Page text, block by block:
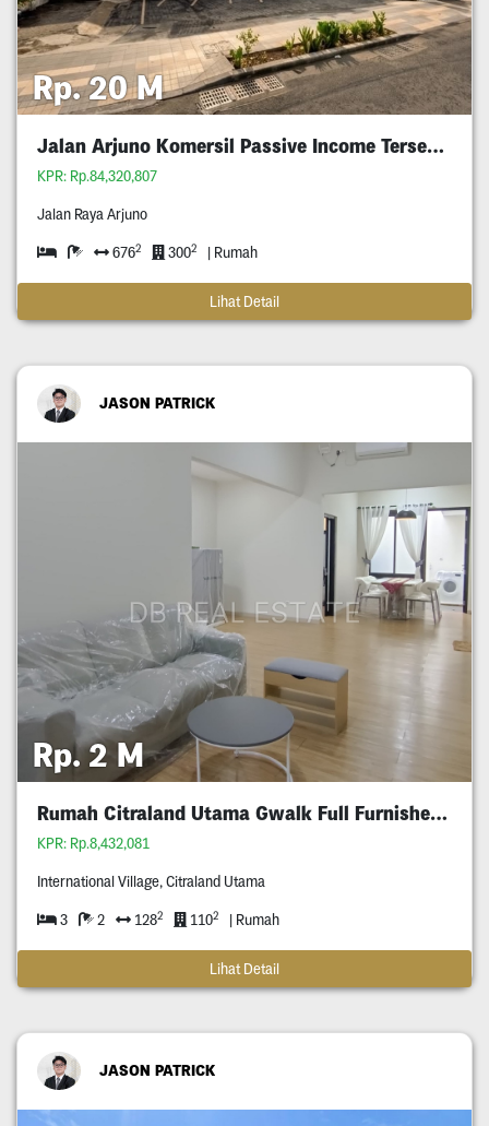
Rp. 20 M
Jalan Arjuno Komersil Passive Income Tersewa
KPR: Rp.84,320,807
Jalan Raya Arjuno
6762 3002 | Rumah
Lihat Detail
JASON PATRICK
Rp. 2 M
Rumah Citraland Utama Gwalk Full Furnished Murah
KPR: Rp.8,432,081
International Village, Citraland Utama
3 2 1282 1102 | Rumah
Lihat Detail
JASON PATRICK